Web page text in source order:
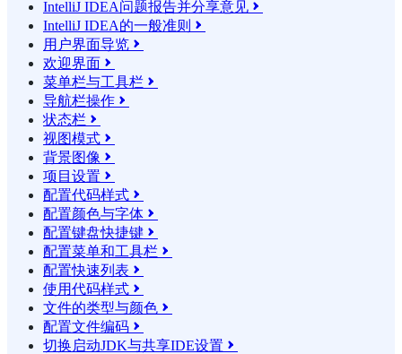
IntelliJ IDEA问题报告并分享意见 
IntelliJ IDEA的一般准则 
用户界面导览 
欢迎界面 
菜单栏与工具栏 
导航栏操作 
状态栏 
视图模式 
背景图像 
项目设置 
配置代码样式 
配置颜色与字体 
配置键盘快捷键 
配置菜单和工具栏 
配置快速列表 
使用代码样式 
文件的类型与颜色 
配置文件编码 
切换启动JDK与共享IDE设置 